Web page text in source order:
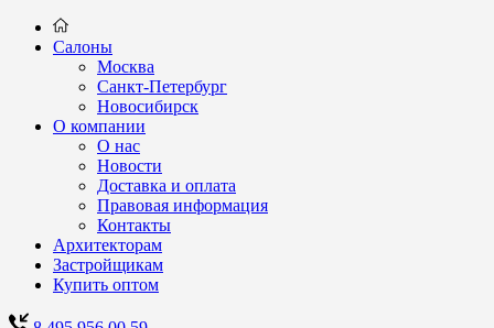
Салоны
Москва
Санкт-Петербург
Новосибирск
О компании
О нас
Новости
Доставка и оплата
Правовая информация
Контакты
Архитекторам
Застройщикам
Купить оптом